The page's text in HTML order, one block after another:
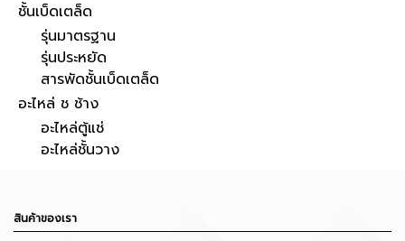
ชั้นเบ็ดเตล็ด
รุ่นมาตรฐาน
รุ่นประหยัด
สารพัดชั้นเบ็ดเตล็ด
อะไหล่ ช ช้าง
อะไหล่ตู้แช่
อะไหล่ชั้นวาง
สินค้าของเรา